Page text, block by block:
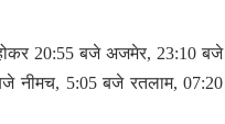
20:55 बजे अजमेर, 23:10 बजे
नीमच, 5:05 बजे रतलाम,